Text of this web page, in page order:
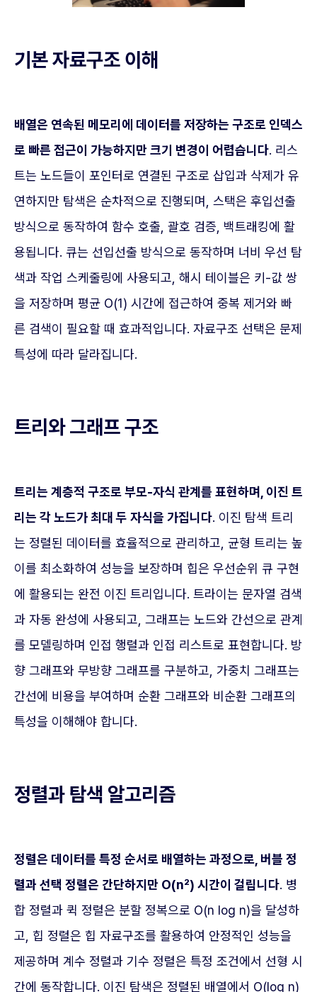
기본 자료구조 이해
배열은 연속된 메모리에 데이터를 저장하는 구조로 인덱스
로 빠른 접근이 가능하지만 크기 변경이 어렵습니다. 리스
트는 노드들이 포인터로 연결된 구조로 삽입과 삭제가 유
연하지만 탐색은 순차적으로 진행되며, 스택은 후입선출
방식으로 동작하여 함수 호출, 괄호 검증, 백트래킹에 활
용됩니다. 큐는 선입선출 방식으로 동작하며 너비 우선 탐
색과 작업 스케줄링에 사용되고, 해시 테이블은 키-값 쌍
을 저장하며 평균 O(1) 시간에 접근하여 중복 제거와 빠
른 검색이 필요할 때 효과적입니다. 자료구조 선택은 문제
특성에 따라 달라집니다.
트리와 그래프 구조
트리는 계층적 구조로 부모-자식 관계를 표현하며, 이진 트
리는 각 노드가 최대 두 자식을 가집니다. 이진 탐색 트리
는 정렬된 데이터를 효율적으로 관리하고, 균형 트리는 높
이를 최소화하여 성능을 보장하며 힙은 우선순위 큐 구현
에 활용되는 완전 이진 트리입니다. 트라이는 문자열 검색
과 자동 완성에 사용되고, 그래프는 노드와 간선으로 관계
를 모델링하며 인접 행렬과 인접 리스트로 표현합니다. 방
향 그래프와 무방향 그래프를 구분하고, 가중치 그래프는
간선에 비용을 부여하며 순환 그래프와 비순환 그래프의
특성을 이해해야 합니다.
정렬과 탐색 알고리즘
정렬은 데이터를 특정 순서로 배열하는 과정으로, 버블 정
렬과 선택 정렬은 간단하지만 O(n²) 시간이 걸립니다. 병
합 정렬과 퀵 정렬은 분할 정복으로 O(n log n)을 달성하
고, 힙 정렬은 힙 자료구조를 활용하여 안정적인 성능을
제공하며 계수 정렬과 기수 정렬은 특정 조건에서 선형 시
간에 동작합니다. 이진 탐색은 정렬된 배열에서 O(log n)